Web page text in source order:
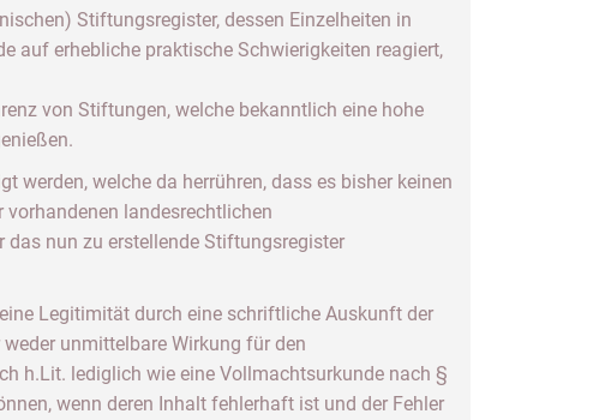
Stiftungsregister, dessen Einzelheiten in
auf erhebliche praktische Schwierigkeiten reagiert,
von Stiftungen, welche bekanntlich eine hohe
werden, welche da herrühren, dass es bisher keinen
landesrechtlichen
nun zu erstellende Stiftungsregister
Legitimität durch eine schriftliche Auskunft der
unmittelbare Wirkung für den
h.Lit. lediglich wie eine Vollmachtsurkunde nach §
wenn deren Inhalt fehlerhaft ist und der Fehler